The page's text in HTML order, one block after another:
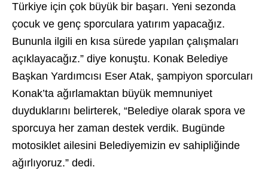
Türkiye için çok büyük bir başarı. Yeni sezonda
çocuk ve genç sporculara yatırım yapacağız.
Bununla ilgili en kısa sürede yapılan çalışmaları
açıklayacağız.” diye konuştu. Konak Belediye
Başkan Yardımcısı Eser Atak, şampiyon sporcuları
Konak’ta ağırlamaktan büyük memnuniyet
duyduklarını belirterek, “Belediye olarak spora ve
sporcuya her zaman destek verdik. Bugünde
motosiklet ailesini Belediyemizin ev sahipliğinde
ağırlıyoruz.” dedi.